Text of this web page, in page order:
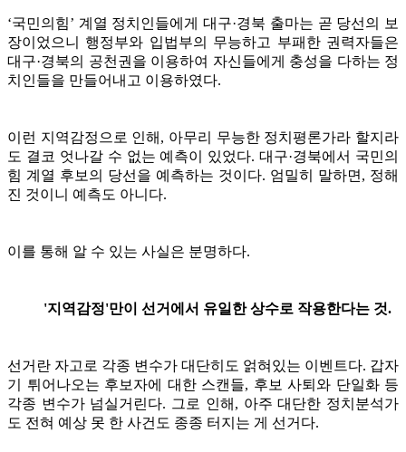
‘국민의힘’ 계열 정치인들에게 대구·경북 출마는 곧 당선의 보
장이었으니 행정부와 입법부의 무능하고 부패한 권력자들은
대구·경북의 공천권을 이용하여 자신들에게 충성을 다하는 정
치인들을 만들어내고 이용하였다.
이런 지역감정으로 인해, 아무리 무능한 정치평론가라 할지라
도 결코 엇나갈 수 없는 예측이 있었다. 대구·경북에서 국민의
힘 계열 후보의 당선을 예측하는 것이다. 엄밀히 말하면, 정해
진 것이니 예측도 아니다.
이를 통해 알 수 있는 사실은 분명하다.
'지역감정'만이 선거에서 유일한 상수로 작용한다는 것.
선거란 자고로 각종 변수가 대단히도 얽혀있는 이벤트다. 갑자
기 튀어나오는 후보자에 대한 스캔들, 후보 사퇴와 단일화 등
각종 변수가 넘실거린다. 그로 인해, 아주 대단한 정치분석가
도 전혀 예상 못 한 사건도 종종 터지는 게 선거다.